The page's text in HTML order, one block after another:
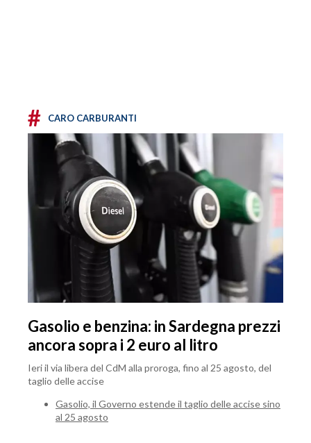
# CARO CARBURANTI
Gasolio e benzina: in Sardegna prezzi
ancora sopra i 2 euro al litro
Ieri il via libera del CdM alla proroga, fino al 25 agosto, del
taglio delle accise
Gasolio, il Governo estende il taglio delle accise sino
al 25 agosto